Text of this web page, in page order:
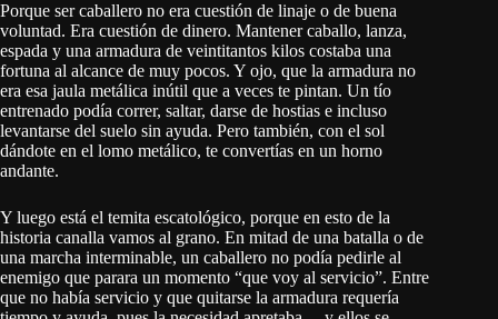
Porque ser caballero no era cuestión de linaje o de buena
voluntad. Era cuestión de dinero. Mantener caballo, lanza,
espada y una armadura de veintitantos kilos costaba una
fortuna al alcance de muy pocos. Y ojo, que la armadura no
era esa jaula metálica inútil que a veces te pintan. Un tío
entrenado podía correr, saltar, darse de hostias e incluso
levantarse del suelo sin ayuda. Pero también, con el sol
dándote en el lomo metálico, te convertías en un horno
andante.
Y luego está el temita escatológico, porque en esto de la
historia canalla vamos al grano. En mitad de una batalla o de
una marcha interminable, un caballero no podía pedirle al
enemigo que parara un momento “que voy al servicio”. Entre
que no había servicio y que quitarse la armadura requería